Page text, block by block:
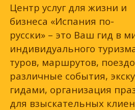
Центр услуг для жизни и
бизнеса «Испания по-
русски» – это Ваш гид в
индивидуального
туров, маршрутов,
различные события,
гидами, организация
для взыскательных